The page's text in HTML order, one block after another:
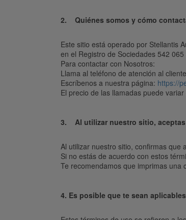
2. Quiénes somos y cómo
Este sitio está operado por Stellantis
en el Registro de Sociedades 542 065
Para contactar con Nosotros:
Llama al teléfono de atención al
Escríbenos a nuestra página: https://
El precio de las llamadas puede
3. Al utilizar nuestro sitio,
Al utilizar nuestro sitio, confirmas que
Si no estás de acuerdo con estos
Te recomendamos que imprimas una
4. Es posible que te sean